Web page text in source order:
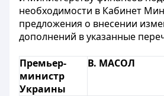
необходимости в Кабинет
предложения о внесении
дополнений в указанные
Премьер-
министр
Украины
В. МАСОЛ